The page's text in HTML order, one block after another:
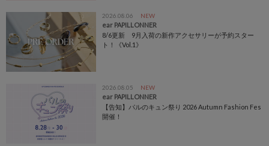
2026.08.06 NEW
ear PAPILLONNER
8/6更新 9月入荷の新作アクセサリーが予約スター
ト！《Vol.1》
2026.08.05 NEW
ear PAPILLONNER
【告知】パルのキュン祭り 2026 Autumn Fashion Fes
開催！